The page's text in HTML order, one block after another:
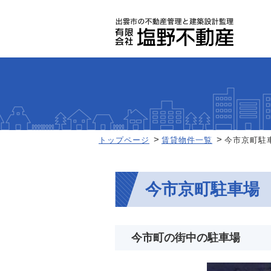
トップページ 賃貸物件一覧 今市京町駐
今市京町駐車場
今市町の街中の駐車場